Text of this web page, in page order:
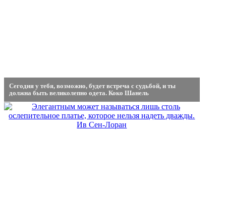
Сегодня у тебя, возможно, будет встреча с судьбой, и ты
должна быть великолепно одета. Коко Шанель